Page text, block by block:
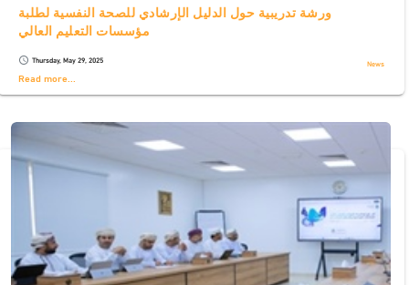
ورشة تدريبية حول الدليل الإرشادي للصحة النفسية لطلبة
مؤسسات التعليم العالي
schedule Thursday, May 29, 2025 News
Read more...